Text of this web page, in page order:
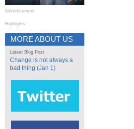
Advertisement
Highlights
MORE ABOUT US
Latest Blog Post
Change is not always a
bad thing (Jan 1)